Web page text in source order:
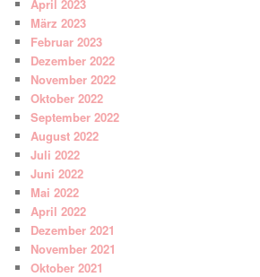
April 2023
März 2023
Februar 2023
Dezember 2022
November 2022
Oktober 2022
September 2022
August 2022
Juli 2022
Juni 2022
Mai 2022
April 2022
Dezember 2021
November 2021
Oktober 2021